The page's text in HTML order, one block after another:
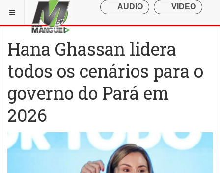
Hana Ghassan lidera
todos os cenários para o
governo do Pará em
2026